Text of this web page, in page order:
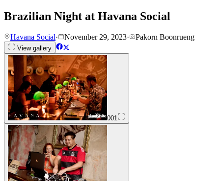
Brazilian Night at Havana Social
Havana Social· November 29, 2023· Pakorn Boonrueng
View gallery
001